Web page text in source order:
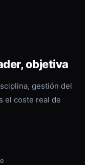
objetiva
gestión del
el coste real de